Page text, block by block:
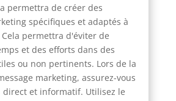
permettra de créer des
spécifiques et adaptés à
permettra d'éviter de
et des efforts dans des
ou non pertinents. Lors de la
marketing, assurez-vous
et informatif. Utilisez le